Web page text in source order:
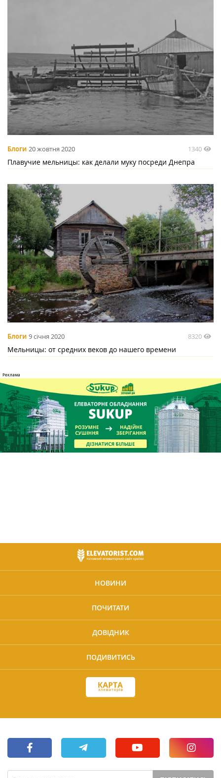
Блоги 20 жовтня 2020 1340
Плавучие мельницы: как делали муку посреди Днепра
Блоги 9 січня 2020 8320
Мельницы: от средних веков до нашего времени
НОВИНИ
ПОЧИТАТИ
ДОВІДНИК
ПОДИВИТИСЬ